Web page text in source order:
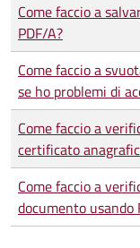
Come faccio a
PDF/A?
Come faccio a
se ho problemi di
Come faccio a
certificato
Come faccio a
documento usando